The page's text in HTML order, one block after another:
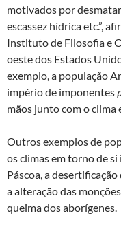
motivados por
escassez hídrica etc.”,
Instituto de Filosofia e
oeste dos Estados
exemplo, a população
império de imponentes
mãos junto com o clima
Outros exemplos de
os climas em torno de
Páscoa, a
a alteração das
queima dos aborígenes.